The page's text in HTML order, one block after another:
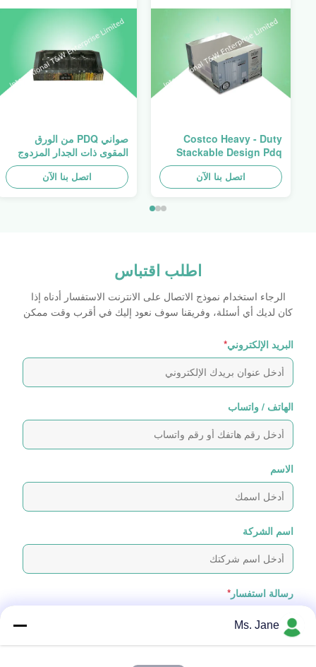
Costco Heavy - Duty
Stackable Design Pdq
Trays To Selling Curtain ,
Load 100kgsاتصل بنا الآن
صواني PDQ من الورق
المقوى ذات الجدار المزدوج
عالية التحمل لتعزيز التوابل/
الأطعمة
اتصل بنا الآن
اطلب اقتباس
الرجاء استخدام نموذج الاتصال على الانترنت الاستفسار أدناه إذا
كان لديك أي أسئلة، وفريقنا سوف نعود إليك في أقرب وقت ممكن
البريد الإلكتروني*
الهاتف / واتساب
الاسم
اسم الشركة
رسالة استفسار *
Ms. Jane